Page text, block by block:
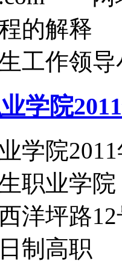
程的解释
工作领导
学院
学院
职业学
洋坪路
制高职